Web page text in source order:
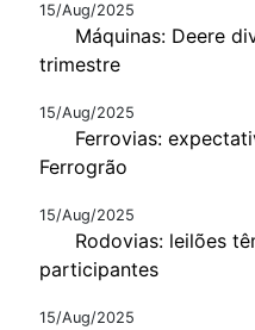
15/Aug/2025
Máquinas: Deere
trimestre
15/Aug/2025
Ferrovias:
Ferrogrão
15/Aug/2025
Rodovias: leilões
participantes
15/Aug/2025